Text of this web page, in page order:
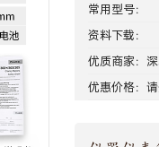
常用型号：
资料下载：
优质商家：
优惠价格：请